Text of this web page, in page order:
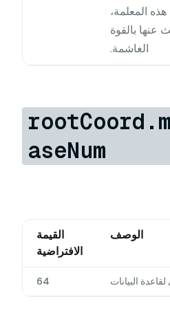
المعلمة،
عنها بالقوة
الغاشمة.
aseNum
الوصف
القيمة
الافتراضية
البيانات 64